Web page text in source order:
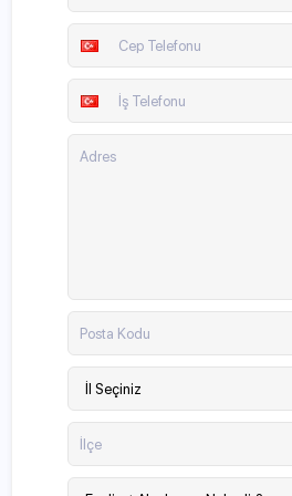
Cep Telefonu
İş Telefonu
Adres
Posta Kodu
İlçe